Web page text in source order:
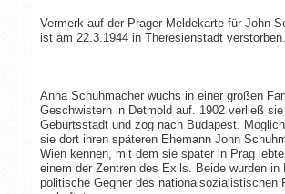
Vermerk auf der Prager Meldekarte für John
ist am 22.3.1944 in Theresienstadt verstorben.
Anna Schuhmacher wuchs in einer großen
Geschwistern in Detmold auf. 1902 verließ
Geburtsstadt und zog nach Budapest.
sie dort ihren späteren Ehemann John
Wien kennen, mit dem sie später in Prag
einem der Zentren des Exils. Beide wurden in
politische Gegner des nationalsozialistischen